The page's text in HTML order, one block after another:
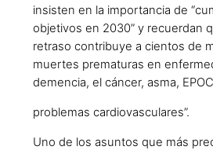
insisten en la importancia de
objetivos en 2030” y recuerdan
retraso contribuye a cientos de
muertes prematuras en
demencia, el cáncer, asma,
problemas cardiovasculares”.
Uno de los asuntos que más